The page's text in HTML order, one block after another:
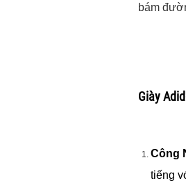
bám
Giày
Công
tiếng